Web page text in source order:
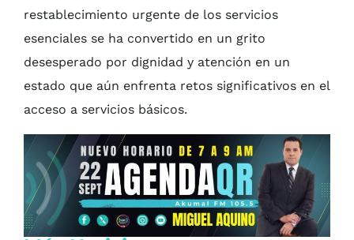
restablecimiento urgente de los servicios
esenciales se ha convertido en un grito
desesperado por dignidad y atención en un
estado que aún enfrenta retos significativos en el
acceso a servicios básicos.